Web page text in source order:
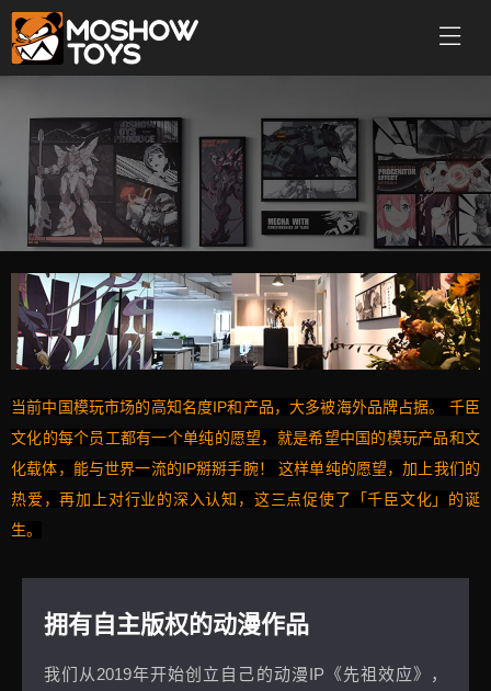
当前中国模玩市场的高知名度IP和产品，大多被海外品牌占据。 千臣
文化的每个员工都有一个单纯的愿望，就是希望中国的模玩产品和文
化载体，能与世界一流的IP掰掰手腕！ 这样单纯的愿望，加上我们的
热爱，再加上对行业的深入认知，这三点促使了「千臣文化」的诞
生。
拥有自主版权的动漫作品
我们从2019年开始创立自己的动漫IP《先祖效应》，